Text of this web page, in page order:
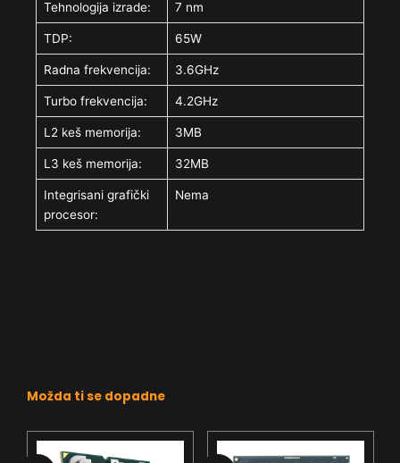
Tehnologija izrade: 7 nm
TDP: 65W
Radna frekvencija: 3.6GHz
Turbo frekvencija: 4.2GHz
L2 keš memorija: 3MB
L3 keš memorija: 32MB
Integrisani grafički
procesor:
Nema
Možda ti se dopadne